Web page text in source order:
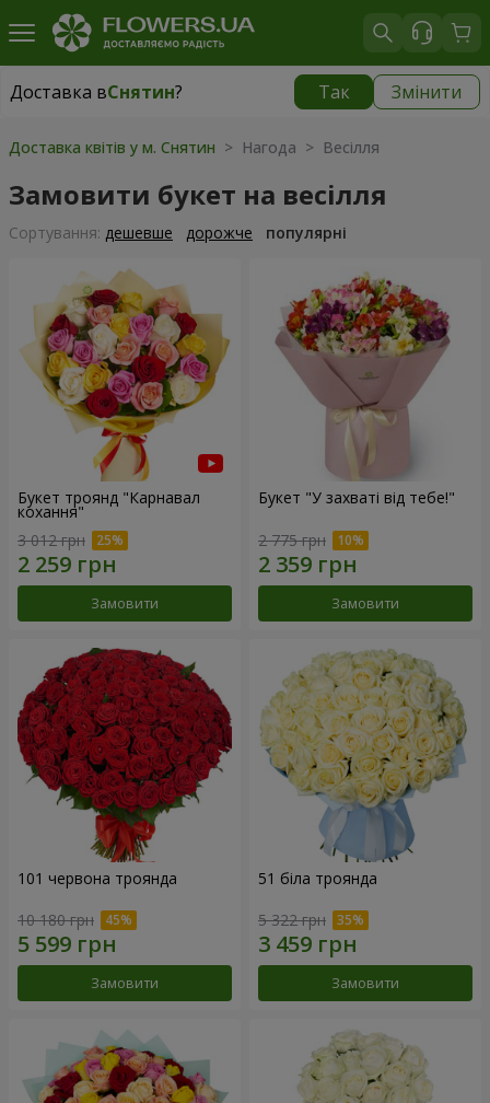
Доставка вСнятин? Так Змінити
Доставка вСнятин|
Доставка квітів у м. Снятин > Нагода > Весілля
Замовити букет на весілля
Сортування: дешевше дорожче популярні
Букет троянд "Карнавал
кохання"
3 012 грн
Замовити
Букет "У захваті від тебе!"
2 775 грн
Замовити
101 червона троянда
10 180 грн
Замовити
51 біла троянда
5 322 грн
Замовити